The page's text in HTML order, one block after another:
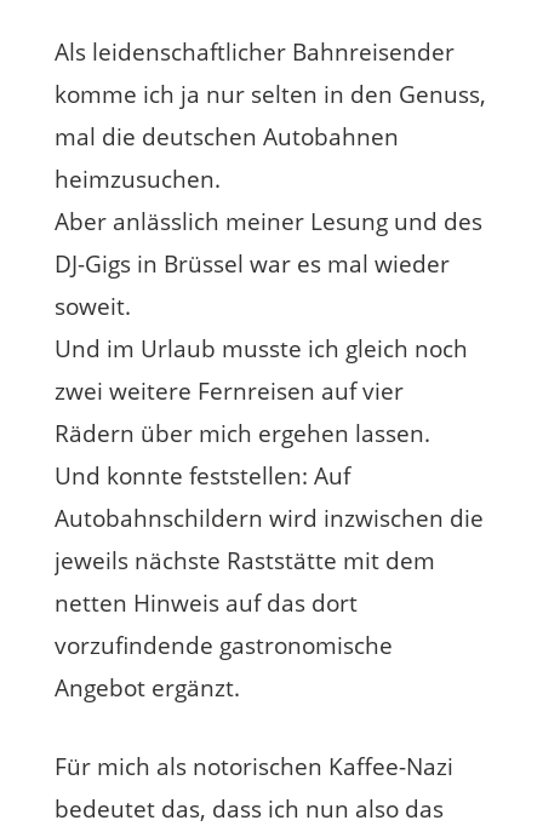
Als leidenschaftlicher Bahnreisender
komme ich ja nur selten in den Genuss,
mal die deutschen Autobahnen
heimzusuchen.
Aber anlässlich meiner Lesung und des
DJ-Gigs in Brüssel war es mal wieder
soweit.
Und im Urlaub musste ich gleich noch
zwei weitere Fernreisen auf vier
Rädern über mich ergehen lassen.
Und konnte feststellen: Auf
Autobahnschildern wird inzwischen die
jeweils nächste Raststätte mit dem
netten Hinweis auf das dort
vorzufindende gastronomische
Angebot ergänzt.
Für mich als notorischen Kaffee-Nazi
bedeutet das, dass ich nun also das